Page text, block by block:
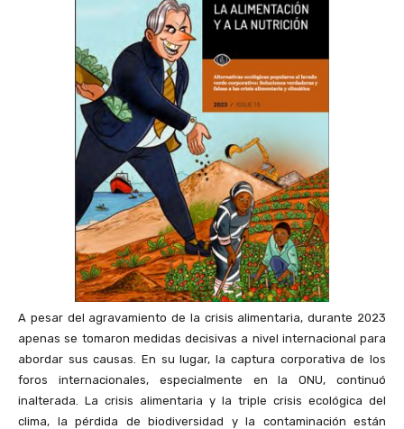
A pesar del agravamiento de la crisis alimentaria, durante 2023
apenas se tomaron medidas decisivas a nivel internacional para
abordar sus causas. En su lugar, la captura corporativa de los
foros internacionales, especialmente en la ONU, continuó
inalterada. La crisis alimentaria y la triple crisis ecológica del
clima, la pérdida de biodiversidad y la contaminación están